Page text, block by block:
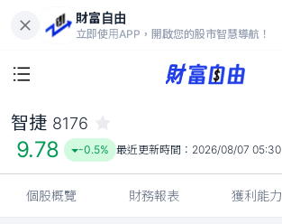
財富自由
立即使用APP，開啟您的股市智慧導航！
9.78
-0.5%
智捷 8176
9.78 -0.5% 最近更新時間： 2026/08/07 05:30
個股概覽 財務報表 獲利能力